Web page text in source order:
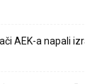
AEK-a napali